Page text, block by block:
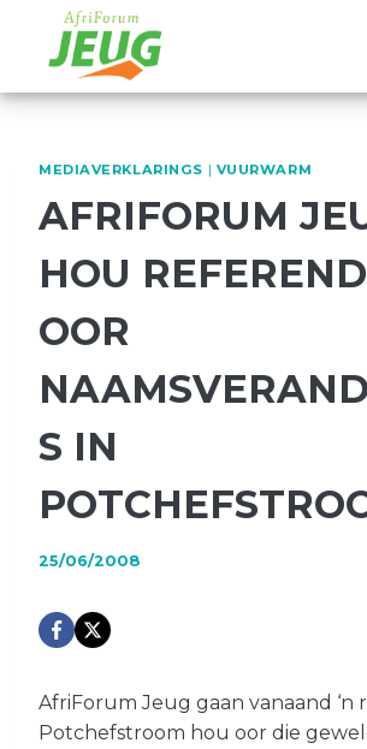
content
MEDIAVERKLARINGS | VUURWARM
AFRIFORUM
HOU
OOR
S IN
25/06/2008
AfriForum Jeug gaan vanaand ‘n
Potchefstroom hou oor die